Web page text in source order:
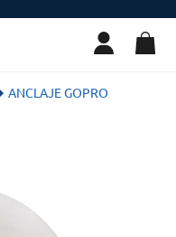
ANCLAJE GOPRO